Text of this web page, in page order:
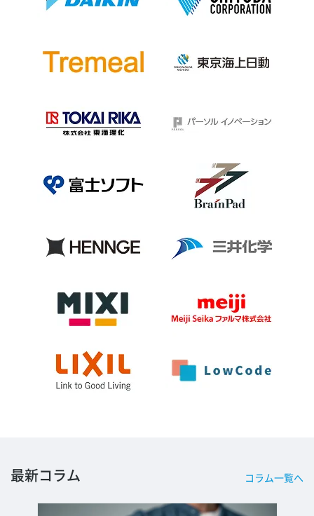
最新コラム コラム一覧へ